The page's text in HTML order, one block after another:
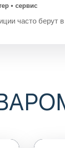
• сервис
часто берут